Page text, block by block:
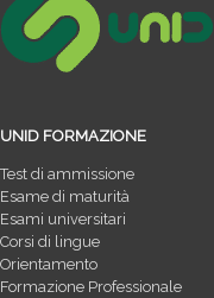
UNID FORMAZIONE
Test di ammissione
Esame di maturità
Esami universitari
Corsi di lingue
Orientamento
Formazione Professionale